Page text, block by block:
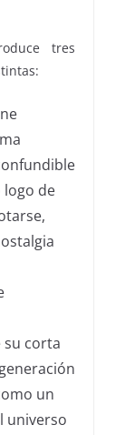
tres
logo de
su corta
un
universo